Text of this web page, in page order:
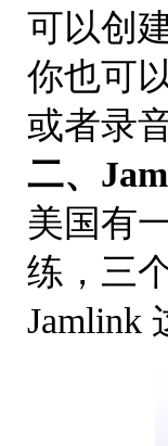
可以创
你也可
或者录
二、
美国有
练，三
Jamlink